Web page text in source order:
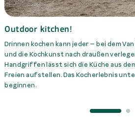
Outdoor kitchen!
Drinnen kochen kann jeder – bei dem
und die Kochkunst nach draußen
Handgriffen lässt sich die Küche aus
Freien aufstellen. Das Kocherlebnis
beginnen.